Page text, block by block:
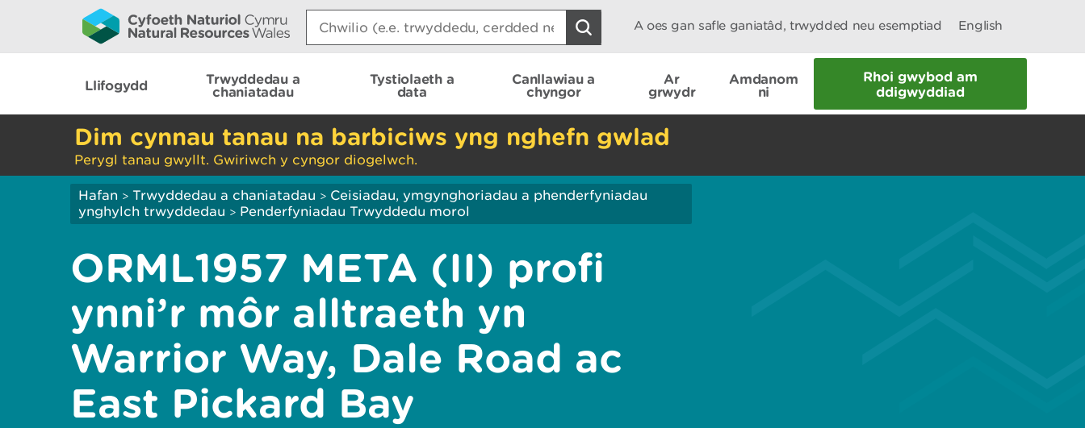
Search:
A oes gan safle ganiatâd, trwydded neu esemptiad English
Llifogydd
Trwyddedau a
chaniatadau
Tystiolaeth a
data
Canllawiau a
chyngor
Ar
grwydr
Amdanom
ni
Rhoi gwybod am
ddigwyddiad
Dim cynnau tanau na barbiciws yng nghefn gwlad
Perygl tanau gwyllt. Gwiriwch y cyngor diogelwch.
Hafan > Trwyddedau a chaniatadau > Ceisiadau, ymgynghoriadau a phenderfyniadau
ynghylch trwyddedau > Penderfyniadau Trwyddedu morol
ORML1957 META (II) profi
ynni’r môr alltraeth yn
Warrior Way, Dale Road ac
East Pickard Bay